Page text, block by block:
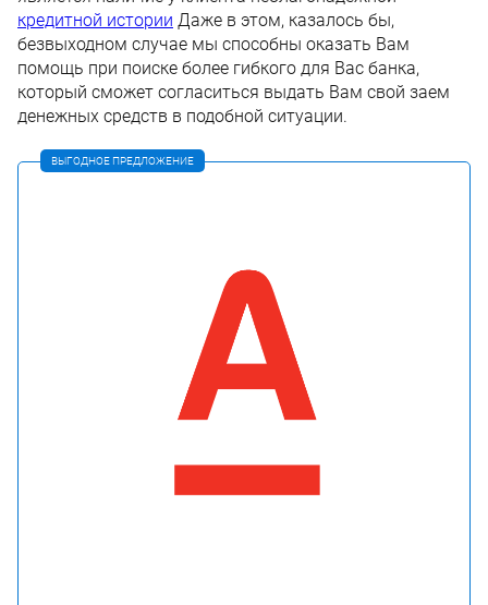
кредитной истории Даже в этом, казалось бы,
безвыходном случае мы способны оказать Вам
помощь при поиске более гибкого для Вас банка,
который сможет согласиться выдать Вам свой заем
денежных средств в подобной ситуации.
ВЫГОДНОЕ ПРЕДЛОЖЕНИЕ